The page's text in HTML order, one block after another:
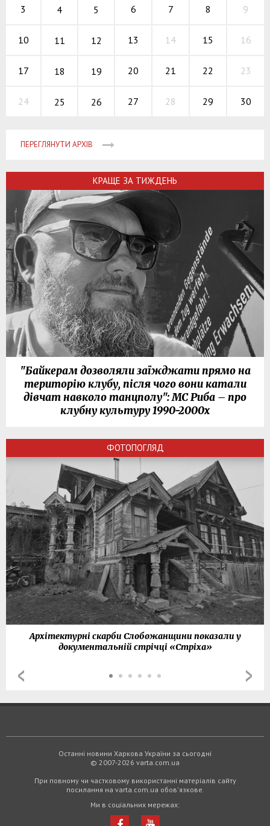
3 4 5 6 7 8 9
10 11 12 13 14 15 16
17 18 19 20 21 22 23
24 25 26 27 28 29 30
ПЕРЕГЛЯНУТИ АРХІВ
КРАЩЕ ЗА ТИЖДЕНЬ
"Байкерам дозволяли заїжджати прямо на
територію клубу, після чого вони катали
дівчат навколо танцполу": МС Риба – про
клубну культуру 1990-2000х
ФОТОПОГЛЯД
Архітектурні скарби Слобожанщини показали у
документальній стрічці «Стріха»
Останні новини Харкова України за сьогодні
© 2007-2026 varta.com.ua
При повному чи частковому використанні матеріалів сайту
посилання на varta.com.ua обов'язкове.
Ми в соціальних мережах: